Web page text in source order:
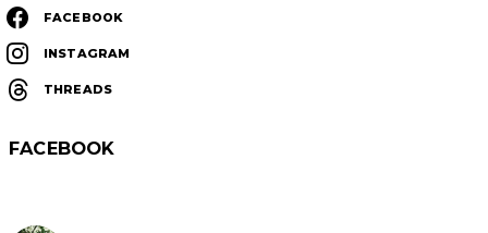
FACEBOOK
INSTAGRAM
THREADS
FACEBOOK